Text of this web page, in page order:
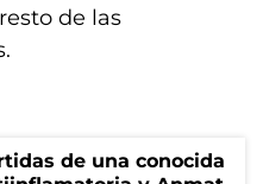
de las
de una conocida